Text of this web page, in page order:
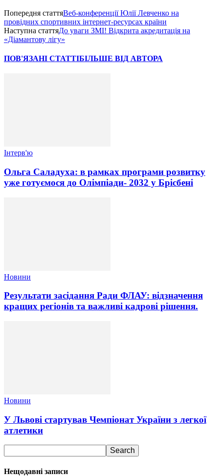
Попередня статтяВеб-конференції Юлії Левченко на
провідних спортивних інтернет-ресурсах країни
Наступна статтяДо уваги ЗМІ! Відкрита акредитація на
«Діамантову лігу»
ПОВ'ЯЗАНІ СТАТТІБІЛЬШЕ ВІД АВТОРА
Інтерв'ю
Ольга Саладуха: в рамках програми розвитку
уже готуємося до Олімпіади- 2032 у Брісбені
Новини
Результати засідання Ради ФЛАУ: відзначення
кращих регіонів та важливі кадрові рішення.
Новини
У Львові стартував Чемпіонат України з легкої
атлетики
Нещодавні записи